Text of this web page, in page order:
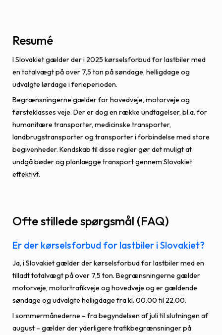
Resumé
I Slovakiet gælder der i 2025 kørselsforbud for lastbiler med
en totalvægt på over 7,5 ton på søndage, helligdage og
udvalgte lørdage i ferieperioden.
Begrænsningerne gælder for hovedveje, motorveje og
førsteklasses veje. Der er dog en række undtagelser, bl.a. for
humanitære transporter, medicinske transporter,
landbrugstransporter og transporter i forbindelse med store
begivenheder. Kendskab til disse regler gør det muligt at
undgå bøder og planlægge transport gennem Slovakiet
effektivt.
Ofte stillede spørgsmål (FAQ)
Er der kørselsforbud for lastbiler i Slovakiet?
Ja, i Slovakiet gælder der kørselsforbud for lastbiler med en
tilladt totalvægt på over 7,5 ton. Begrænsningerne gælder
motorveje, motortrafikveje og hovedveje og er gældende
søndage og udvalgte helligdage fra kl. 00.00 til 22.00.
I sommermånederne – fra begyndelsen af juli til slutningen af
august – gælder der yderligere trafikbegrænsninger på